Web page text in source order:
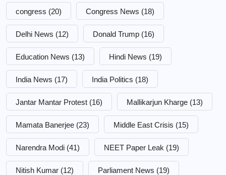
congress (20) Congress News (18)
Delhi News (12) Donald Trump (16)
Education News (13) Hindi News (19)
India News (17) India Politics (18)
Jantar Mantar Protest (16) Mallikarjun Kharge (13)
Mamata Banerjee (23) Middle East Crisis (15)
Narendra Modi (41) NEET Paper Leak (19)
Nitish Kumar (12) Parliament News (19)